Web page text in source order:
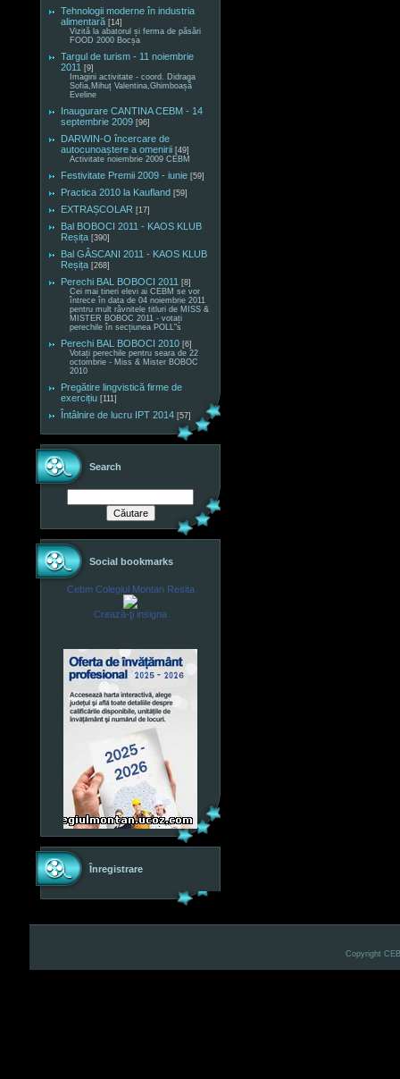
Tehnologii moderne în industria
alimentară [14]
Vizită la abatorul și ferma de păsări
FOOD 2000 Bocșa
Targul de turism - 11 noiembrie
2011 [9]
Imagini activitate - coord. Didraga
Sofia,Mihuț Valentina,Ghimboașă
Eveline
Inaugurare CANTINA CEBM - 14
septembrie 2009 [96]
DARWIN-O încercare de
autocunoaștere a omenirii [49]
Activitate noiembrie 2009 CEBM
Festivitate Premii 2009 - iunie [59]
Practica 2010 la Kaufland [59]
EXTRAȘCOLAR [17]
Bal BOBOCI 2011 - KAOS KLUB
Reșița [390]
Bal GÂSCANI 2011 - KAOS KLUB
Reșița [268]
Perechi BAL BOBOCI 2011 [8]
Cei mai tineri elevi ai CEBM se vor
întrece în data de 04 noiembrie 2011
pentru mult râvnitele titluri de MISS &
MISTER BOBOC 2011 - votați
perechile în secțiunea POLL"s
Perechi BAL BOBOCI 2010 [6]
Votați perechile pentru seara de 22
octombrie - Miss & Mister BOBOC
2010
Pregătire lingvistică firme de
exercițiu [111]
Întâlnire de lucru IPT 2014 [57]
Search
Social bookmarks
Cebm Colegiul Montan Resita
Crează-ţi insigna
Înregistrare
Copyright